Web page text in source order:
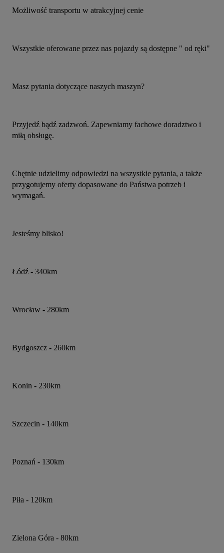
Możliwość transportu w atrakcyjnej cenie
Wszystkie oferowane przez nas pojazdy są dostępne " od ręki"
Masz pytania dotyczące naszych maszyn?
Przyjedź bądź zadzwoń. Zapewniamy fachowe doradztwo i
miłą obsługę.
Chętnie udzielimy odpowiedzi na wszystkie pytania, a także
przygotujemy oferty dopasowane do Państwa potrzeb i
wymagań.
Jesteśmy blisko!
Łódź - 340km
Wrocław - 280km
Bydgoszcz - 260km
Konin - 230km
Szczecin - 140km
Poznań - 130km
Piła - 120km
Zielona Góra - 80km